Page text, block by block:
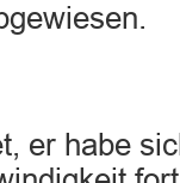
er habe